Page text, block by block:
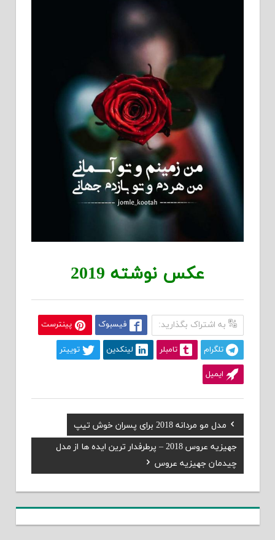
عکس نوشته 2019
به اشتراک بگذارید: فیسبوک پینترست
تلگرام تامبلر لینکدین توییتر
ایمیل
راهبری
نوشته
Previous
Post:
مدل مو مردانه 2018 برای پسران خوش تیپ
Next
Post:
جهیزیه عروس 2018 – پرطرفدار ترین ایده ها از مدل
چیدمان جهیزیه عروس